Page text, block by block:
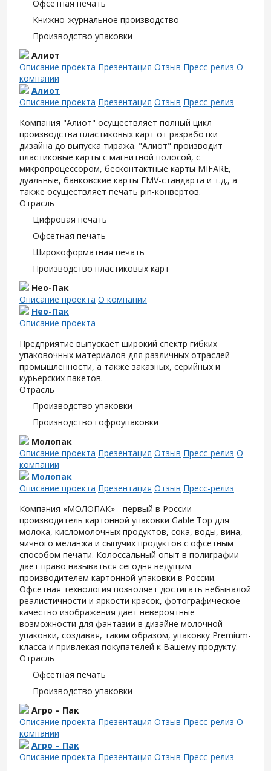
Офсетная печать
Книжно-журнальное производство
Производство упаковки
Алиот
Описание проекта Презентация Отзыв Пресс-релиз О
компании
Алиот
Описание проекта Презентация Отзыв Пресс-релиз
Компания "Алиот" осуществляет полный цикл
производства пластиковых карт от разработки
дизайна до выпуска тиража. "Алиот" производит
пластиковые карты с магнитной полосой, с
микропроцессором, бесконтактные карты MIFARE,
дуальные, банковские карты EMV-стандарта и т.д., а
также осуществляет печать pin-конвертов.
Отрасль
Цифровая печать
Офсетная печать
Широкоформатная печать
Производство пластиковых карт
Нео-Пак
Описание проекта О компании
Нео-Пак
Описание проекта
Предприятие выпускает широкий спектр гибких
упаковочных материалов для различных отраслей
промышленности, а также заказных, серийных и
курьерских пакетов.
Отрасль
Производство упаковки
Производство гофроупаковки
Молопак
Описание проекта Презентация Отзыв Пресс-релиз О
компании
Молопак
Описание проекта Презентация Отзыв Пресс-релиз
Компания «МОЛОПАК» - первый в России
производитель картонной упаковки Gable Top для
молока, кисломолочных продуктов, сока, воды, вина,
яичного меланжа и сыпучих продуктов с офсетным
способом печати. Колоссальный опыт в полиграфии
дает право называться сегодня ведущим
производителем картонной упаковки в России.
Офсетная технология позволяет достигать небывалой
реалистичности и яркости красок, фотографическое
качество изображения дает невероятные
возможности для фантазии в дизайне молочной
упаковки, создавая, таким образом, упаковку Premium-
класса и привлекая покупателей к Вашему продукту.
Отрасль
Офсетная печать
Производство упаковки
Агро – Пак
Описание проекта Презентация Отзыв Пресс-релиз О
компании
Агро – Пак
Описание проекта Презентация Отзыв Пресс-релиз